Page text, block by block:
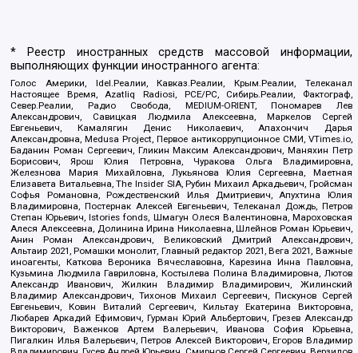
* Реестр иностранных средств массовой информации,
выполняющих функции иностранного агента:
Голос Америки, Idel.Реалии, Кавказ.Реалии, Крым.Реалии, Телеканал
Настоящее Время, Azatliq Radiosi, PCE/PC, Сибирь.Реалии, Фактограф,
Север.Реалии, Радио Свобода, MEDIUM-ORIENT, Пономарев Лев
Александрович, Савицкая Людмила Алексеевна, Маркелов Сергей
Евгеньевич, Камалягин Денис Николаевич, Апахончич Дарья
Александровна, Medusa Project, Первое антикоррупционное СМИ, VTimes.io,
Баданин Роман Сергеевич, Гликин Максим Александрович, Маняхин Петр
Борисович, Ярош Юлия Петровна, Чуракова Ольга Владимировна,
Железнова Мария Михайловна, Лукьянова Юлия Сергеевна, Маетная
Елизавета Витальевна, The Insider SIA, Рубин Михаил Аркадьевич, Гройсман
Софья Романовна, Рождественский Илья Дмитриевич, Апухтина Юлия
Владимировна, Постернак Алексей Евгеньевич, Телеканал Дождь, Петров
Степан Юрьевич, Istories fonds, Шмагун Олеся Валентиновна, Мароховская
Алеся Алексеевна, Долинина Ирина Николаевна, Шлейнов Роман Юрьевич,
Анин Роман Александрович, Великовский Дмитрий Александрович,
Альтаир 2021, Ромашки монолит, Главный редактор 2021, Вега 2021, Важные
иноагенты, Каткова Вероника Вячеславовна, Карезина Инна Павловна,
Кузьмина Людмила Гавриловна, Костылева Полина Владимировна, Лютов
Александр Иванович, Жилкин Владимир Владимирович, Жилинский
Владимир Александрович, Тихонов Михаил Сергеевич, Пискунов Сергей
Евгеньевич, Ковин Виталий Сергеевич, Кильтау Екатерина Викторовна,
Любарев Аркадий Ефимович, Гурман Юрий Альбертович, Грезев Александр
Викторович, Важенков Артем Валерьевич, Иванова София Юрьевна,
Пигалкин Илья Валерьевич, Петров Алексей Викторович, Егоров Владимир